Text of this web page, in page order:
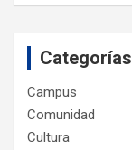
Categorías
Campus
Comunidad
Cultura